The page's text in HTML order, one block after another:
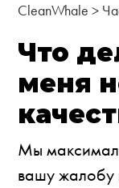
CleanWhale >
Что
меня
Мы
вашу жалобу